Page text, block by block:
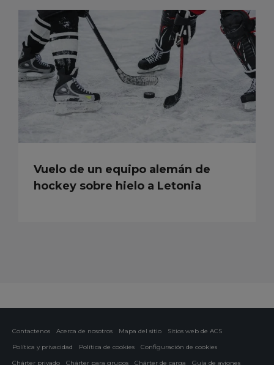
Vuelo de un equipo alemán de
hockey sobre hielo a Letonia
Contactenos Acerca de nosotros Mapa del sitio
Sitios web de ACS
Política y privacidad
Política de cookies
Configuración de cookies
Chárter privado
Chárter para grupos Chárter de carga Guía de aviones